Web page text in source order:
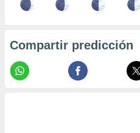
Compartir predicción